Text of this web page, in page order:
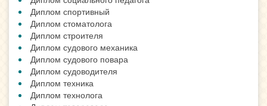
Диплом спортивный
Диплом стоматолога
Диплом строителя
Диплом судового механика
Диплом судового повара
Диплом судоводителя
Диплом техника
Диплом технолога